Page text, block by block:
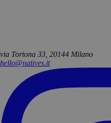
via Tortona 33, 20144 Milano
hello@natives.it